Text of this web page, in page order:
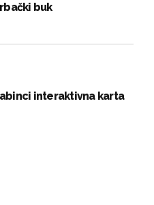
buk
interaktivna karta